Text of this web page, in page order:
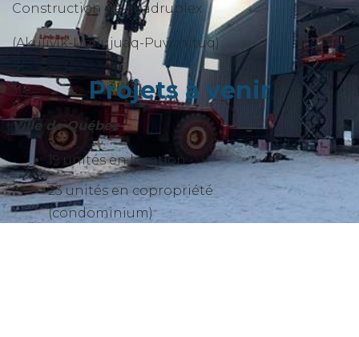
Construction de quadruplex
(Akulivik-Umiujuaq-Puvirnituq)
Projets à venir
Ville de Québec
19 unités en location
23 unités en copropriété
(condominium)